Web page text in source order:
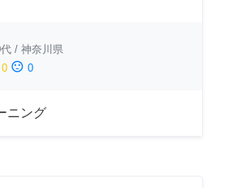
/ 神奈川県
0 sentiment_dissatisfied 0
ニング